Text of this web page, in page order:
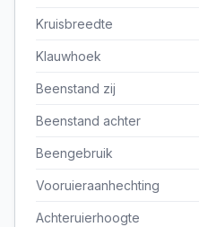
Kruisbreedte
Klauwhoek
Beenstand zij
Beenstand achter
Beengebruik
Vooruieraanhechting
Achteruierhoogte